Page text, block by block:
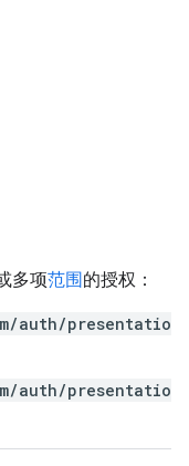
多项范围的授权：
auth/presentatio
auth/presentatio